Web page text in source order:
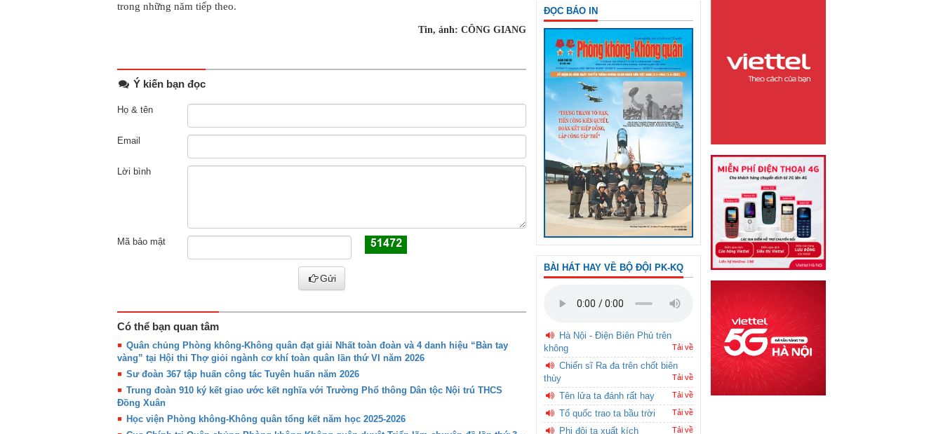
trong những năm tiếp theo.
Tin, ảnh: CÔNG GIANG
Ý kiến bạn đọc
Họ & tên
Email
Lời bình
Mã bảo mật
Gửi
Có thể bạn quan tâm
Quân chủng Phòng không-Không quân đạt giải Nhất toàn đoàn và 4 danh hiệu “Bàn tay
vàng” tại Hội thi Thợ giỏi ngành cơ khí toàn quân lần thứ VI năm 2026
Sư đoàn 367 tập huấn công tác Tuyên huấn năm 2026
Trung đoàn 910 ký kết giao ước kết nghĩa với Trường Phổ thông Dân tộc Nội trú THCS
Đồng Xuân
Học viện Phòng không-Không quân tổng kết năm học 2025-2026
ĐỌC BÁO IN
BÀI HÁT HAY VỀ BỘ ĐỘI PK-KQ
Hà Nội - Điện Biên Phủ trên
không
Tải về
Chiến sĩ Ra đa trên chốt biên
thùy
Tải về
Tên lửa ta đánh rất hay Tải về
Tổ quốc trao ta bầu trời Tải về
Phi đội ta xuất kích Tải về